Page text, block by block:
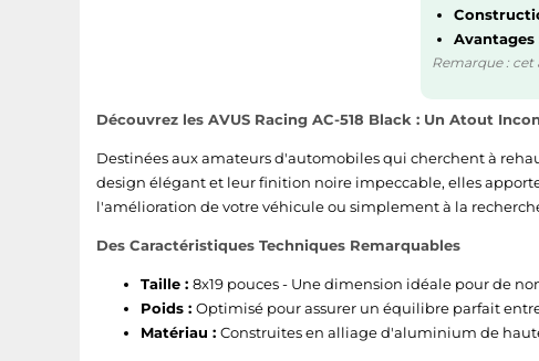
Avantages
Remarque : cet
Découvrez les AVUS Racing AC-518 Black : Un Atout
Destinées aux amateurs d'automobiles qui cherchent à
design élégant et leur finition noire impeccable, elles
l'amélioration de votre véhicule ou simplement à la
Des Caractéristiques Techniques Remarquables
Taille : 8x19 pouces - Une dimension idéale pour de
Poids : Optimisé pour assurer un équilibre parfait
Matériau : Construites en alliage d'aluminium de